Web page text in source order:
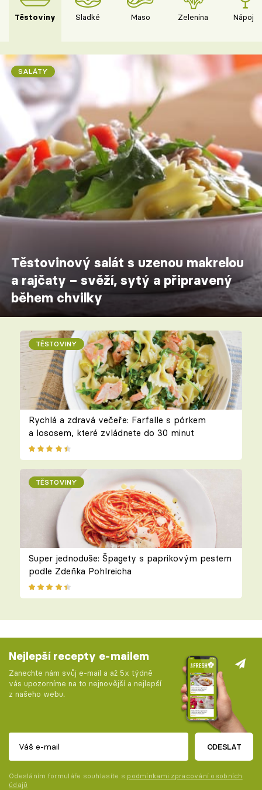
Těstoviny Sladké Maso Zelenina Nápoje
SALÁTY
Těstovinový salát s uzenou makrelou
a rajčaty – svěží, sytý a připravený
během chvilky
TĚSTOVINY
Rychlá a zdravá večeře: Farfalle s pórkem
a lososem, které zvládnete do 30 minut
TĚSTOVINY
Super jednoduše: Špagety s paprikovým pestem
podle Zdeňka Pohlreicha
Nejlepší recepty e-mailem
Zanechte nám svůj e-mail a až 5x týdně
vás upozorníme na to nejnovější a nejlepší
z našeho webu.
ODESLAT
Odesláním formuláře souhlasíte s podmínkami zpracování osobních
údajů